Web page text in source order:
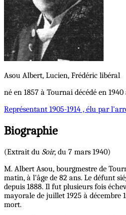
Asou Albert, Lucien, Frédéric libéral
né en 1857 à Tournai décédé en
Représentant 1905-1914 , élu par
Biographie
(Extrait du Soir, du 7 mars 1940)
M. Albert Asou, bourgmestre de
matin, à l'âge de 82 ans. Le défunt
depuis 1888. Il fut plusieurs fois
mayorale de juillet 1925 à décembre
mort.